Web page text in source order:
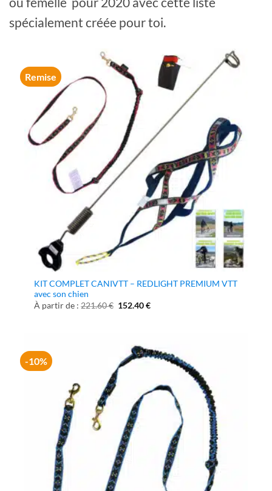
spécialement créée pour toi.
Remise
KIT COMPLET CANIVTT – REDLIGHT PREMIUM VTT
avec son chien
À partir de :221.60€ Le
152.40€Le
-10%